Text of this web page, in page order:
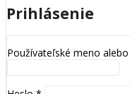
Prihlásenie
Používateľské meno